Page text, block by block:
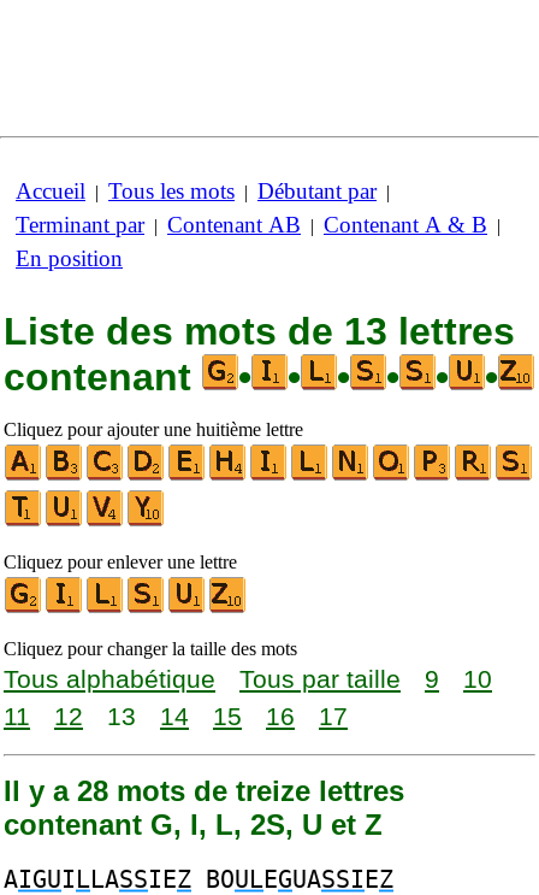
Accueil | Tous les mots | Débutant par|
Terminant par| Contenant AB | Contenant A & B |
En position
Liste des mots de 13 lettres
contenant
• • • • • •
Cliquez pour ajouter une huitième lettre
Cliquez pour enlever une lettre
Cliquez pour changer la taille des mots
Tous alphabétique Tous par taille 9
10
11
12 13 14 15 16 17
Il y a 28 mots de treize lettres
contenant G, I, L, 2S, U et Z
AIGUILLASSIEZ BOULEGUASSIEZ